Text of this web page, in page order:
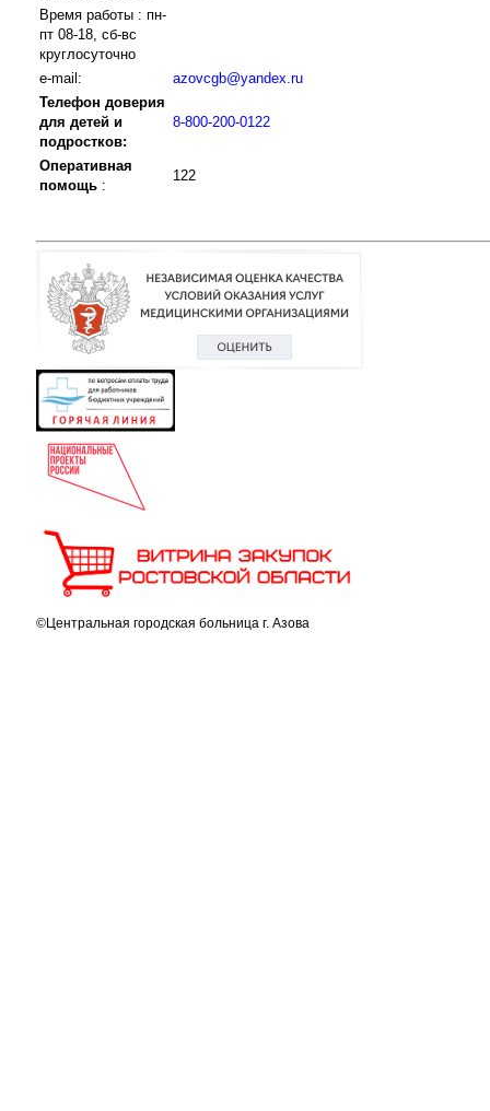
Время работы : пн-
пт 08-18, сб-вс
круглосуточно
e-mail:
azovcgb@yandex.ru
Телефон доверия
для детей и
подростков:
8-800-200-0122
Оперативная
помощь :
122
©Центральная городская больница г. Азова